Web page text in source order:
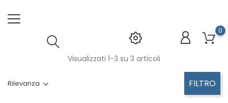
0
Rilevanza FILTRO
Visualizzati 1-3 su 3 articoli